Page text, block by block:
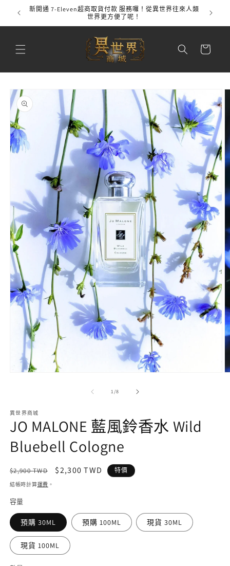
跳至內
容
新開通 7-Eleven超商取貨付款 服務囉！從異世界往來人類
世界更方便了呢！
物
略過產
品資訊
窗
啟
體
檔
1
1//8
異世界商城
JO MALONE 藍風鈴香水 Wild
Bluebell Cologne
定
價
$2,900 TWD
售
$2,300 TWD 特價
結帳時計算運費 。
容量
預購 30ML 預購 100ML 現貨 30ML
現貨 100ML